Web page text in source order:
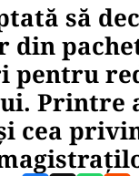
să
din
pentru
Printre
cea